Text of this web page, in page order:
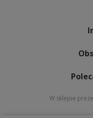
W sklepie